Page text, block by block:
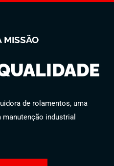
MISSÃO
de rolamentos, uma
industrial